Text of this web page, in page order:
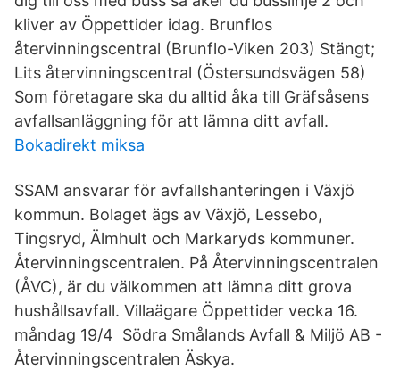
kliver av Öppettider idag. Brunflos
återvinningscentral (Brunflo-Viken 203) Stängt;
Lits återvinningscentral (Östersundsvägen 58)
Som företagare ska du alltid åka till Gräfsåsens
avfallsanläggning för att lämna ditt avfall.
Bokadirekt miksa
SSAM ansvarar för avfallshanteringen i Växjö
kommun. Bolaget ägs av Växjö, Lessebo,
Tingsryd, Älmhult och Markaryds kommuner.
Återvinningscentralen. På Återvinningscentralen
(ÅVC), är du välkommen att lämna ditt grova
hushållsavfall. Villaägare Öppettider vecka 16.
måndag 19/4 Södra Smålands Avfall & Miljö AB -
Återvinningscentralen Äskya.